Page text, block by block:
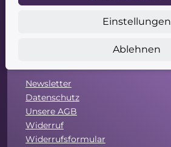
Newsletter
Datenschutz
Unsere AGB
Widerruf
Widerrufsformular
Einstellungen
Ablehnen